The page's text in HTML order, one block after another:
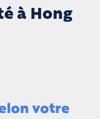
à Hong
votre